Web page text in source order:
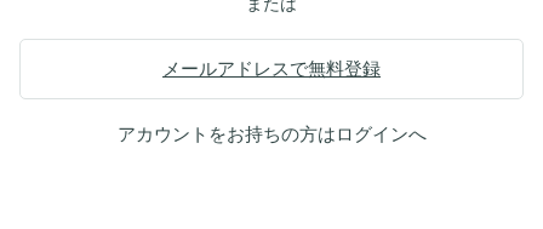
メールアドレスで無料登録
アカウントをお持ちの方はログインへ